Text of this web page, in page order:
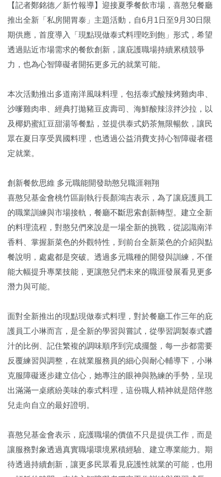
【記者鄭銘德／新竹報導】迎接夏季餐飲市場，喜憨兒餐廳
推出全新「私房開胃泰」主題活動，自6月1日至9月30日限
期供應，首度導入「現點現做泰式料理吃到飽」形式，希望
透過貼近市場需求的餐飲創新，讓庇護職場持續累積競爭
力，也為心智障礙者開拓更多元的就業可能。
本次活動推出多道南洋風味料理，包括泰式酸辣烤雞肉串、
沙嗲雞肉串、經典打拋豬豆皮壽司、海鮮酸辣涼拌沙拉，以
及椰奶蜜紅豆甜湯等餐點，並提供泰式奶茶無限暢飲，讓民
眾在夏日享受異國料理，也透過公益消費支持心智障礙者穩
定就業。
創新餐飲思維 多元職能開發助憨兒職涯翱翔
喜憨兒基金會桃竹區副執行長顏鴻吉表示，為了讓庇護員工
的職業訓練與市場接軌，餐廳不斷思索創新轉型。建立全新
的料理流程，對憨兒們來說是一場全新的挑戰，從認識南洋
香料、掌握新菜色的外觀特性，到前台全新菜色的介紹與點
餐說明，處處都是突破。透過多元職種的開發與訓練，不僅
能大幅提升專業技能，更讓憨兒們未來的職涯發展看見更多
潛力與可能。
面對全新推出的現點現做泰式料理，對於餐廳工作三年的庇
護員工小琳而言，是全新的學習與嘗試，從學習調製泰式醬
汁的比例、記住繁複的調味順序到完成擺盤，每一步都需要
反覆練習與調整，在就業服務員的細心與耐心輔導下，小琳
克服障礙逐步建立信心，她專注的眼神與熟練的手勢，呈現
出滿滿一桌繽紛美味的泰式料理，這份職人精神就是陪伴憨
兒走向自立的最好證明。
喜憨兒基金會表示，庇護職場的價值不只是提供工作，而是
讓服務對象透過真實職場環境累積經驗、建立專業能力。期
待透過持續創新，讓更多民眾看見庇護性就業的可能，也用